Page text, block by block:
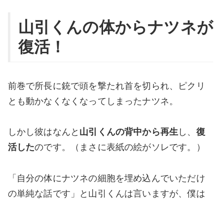
山引くんの体からナツネが
復活！
前巻で所長に銃で頭を撃たれ首を切られ、ピクリ
とも動かなくなくなってしまったナツネ。
しかし彼はなんと 山引くんの背中から再生 し、 復
活したのです。（まさに表紙の絵がソレです。）
「自分の体にナツネの細胞を埋め込んでいただけ
の単純な話です」と山引くんは言いますが、僕は